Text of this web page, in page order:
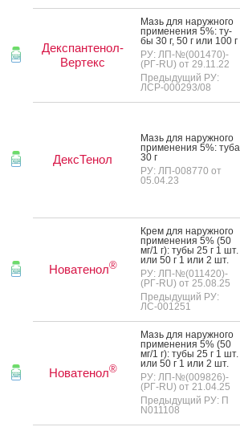
Декспантенол-
Вертекс
Мазь для на­руж­но­го
при­мене­ния 5%: ту­
бы 30 г, 50 г или 100 г
РУ: ЛП-№(001470)-
(РГ-RU) от 29.11.22
Предыдущий РУ:
ЛСР-000293/08
ДексТенол
Мазь для на­руж­но­го
при­мене­ния 5%: ту­ба
30 г
РУ: ЛП-008770 от
05.04.23
Новатенол®
Крем для на­руж­но­го
при­мене­ния 5% (50
мг/1 г): ту­бы 25 г 1 шт.
или 50 г 1 или 2 шт.
РУ: ЛП-№(011420)-
(РГ-RU) от 25.08.25
Предыдущий РУ:
ЛС-001251
Новатенол®
Мазь для на­руж­но­го
при­мене­ния 5% (50
мг/1 г): ту­бы 25 г 1 шт.
или 50 г 1 или 2 шт.
РУ: ЛП-№(009826)-
(РГ-RU) от 21.04.25
Предыдущий РУ: П
N011108